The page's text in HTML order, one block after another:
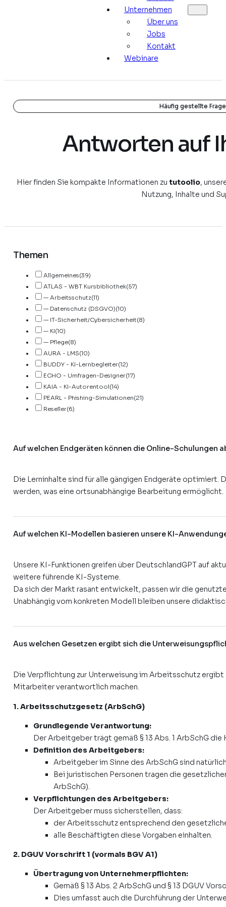
Unternehmen
Über uns
Jobs
Kontakt
Webinare
Häufig gestellte
Antworten auf
Hier finden Sie kompakte Informationen zututoolio,
Nutzung, Inhalte und
Themen
Allgemeines(39)
ATLAS - WBT Kursbibliothek(57)
— Arbeitsschutz(11)
— Datenschutz (DSGVO)(10)
— IT-Sicherheit/Cybersicherheit(8)
— KI(10)
— Pflege(8)
AURA - LMS(10)
BUDDY - KI-Lernbegleiter(12)
ECHO - Umfragen-Designer(17)
KAIA - KI-Autorentool(14)
PEARL - Phishing-Simulationen(21)
Reseller(6)
Auf welchen Endgeräten können die Online-Schulungen
Die Lerninhalte sind für alle gängigen Endgeräte
werden, was eine ortsunabhängige Bearbeitung ermöglicht.
Auf welchen KI-Modellen basieren unsere KI-
Unsere KI-Funktionen greifen über DeutschlandGPT auf
weitere führende KI-Systeme.
Da sich der Markt rasant entwickelt, passen wir die
Unabhängig vom konkreten Modell bleiben unsere
Aus welchen Gesetzen ergibt sich die
Die Verpflichtung zur Unterweisung im Arbeitsschutz
Mitarbeiter verantwortlich machen.
1. Arbeitsschutzgesetz (ArbSchG)
Grundlegende Verantwortung:
Der Arbeitgeber trägt gemäß § 13 Abs. 1 ArbSchG
Definition des Arbeitgebers:
Arbeitgeber im Sinne des ArbSchG sind
Bei juristischen Personen tragen die
ArbSchG).
Verpflichtungen des Arbeitgebers:
Der Arbeitgeber muss sicherstellen, dass:
der Arbeitsschutz entsprechend den
alle Beschäftigten diese Vorgaben einhalten.
2. DGUV Vorschrift 1 (vormals BGV A1)
Übertragung von Unternehmerpflichten:
Gemäß § 13 Abs. 2 ArbSchG und § 13 DGUV
Dies umfasst auch die Durchführung der